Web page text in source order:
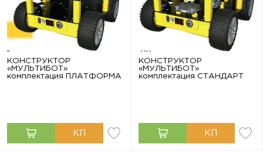
КОНСТРУКТОР
«МУЛЬТИБОТ»
комплектация ПЛАТФОРМА
КОНСТРУКТОР
«МУЛЬТИБОТ»
комплектация СТАНДАРТ